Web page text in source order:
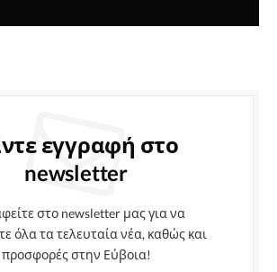
εγγραφή στο
newsletter
στο newsletter μας για να
όλα τα τελευταία νέα, καθώς και
προσφορές στην Εύβοια!